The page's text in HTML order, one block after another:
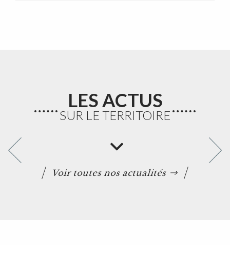
LES ACTUS
SUR LE TERRITOIRE
Voir toutes nos actualités